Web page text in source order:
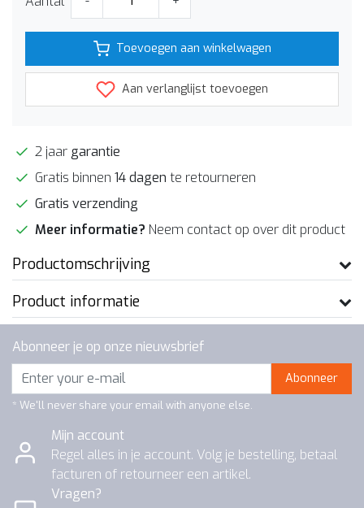
Toevoegen aan winkelwagen
Aan verlanglijst toevoegen
2 jaar garantie
Gratis binnen 14 dagen te retourneren
Gratis verzending
Meer informatie? Neem contact op over dit product
Productomschrijving
Product informatie
Abonneer je op onze nieuwsbrief
Abonneer
* We'll never share your email with anyone else.
Mijn account
Regel alles in je account. Volg je bestelling, betaal
facturen of retourneer een artikel.
Vragen?